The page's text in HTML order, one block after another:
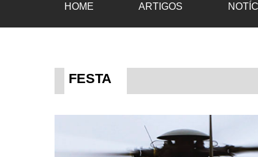
HOME ARTIGOS
FESTA